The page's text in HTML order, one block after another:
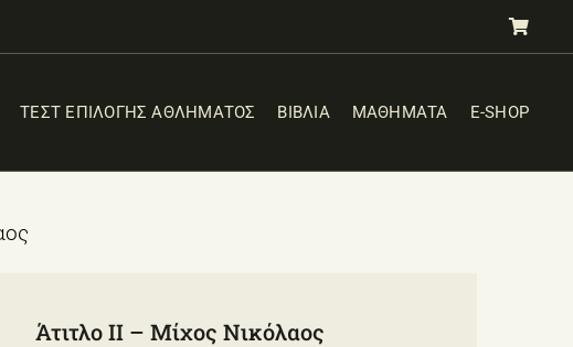
ΤΕΣΤ ΕΠΙΛΟΓΗΣ ΑΘΛΗΜΑΤΟΣ ΒΙΒΛΙΑ ΜΑΘΗΜΑΤΑ E-SHOP
Άτιτλο II – Μίχος Νικόλαος